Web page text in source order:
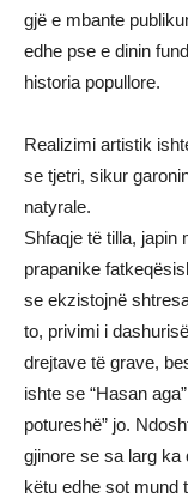
gjë e mbante
edhe pse e dinin
historia popullore.
Realizimi artistik
se tjetri, sikur
natyrale.
Shfaqje të tilla, japin
prapanike
se ekzistojnë
to, privimi i
drejtave të grave,
ishte se “Hasan
potureshë” jo.
gjinore se sa larg
këtu edhe sot mund